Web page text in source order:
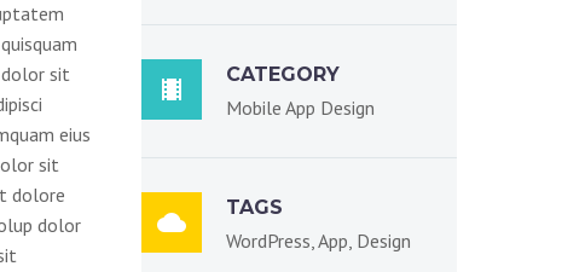
dolor sit
eius
sit
dolore
dolor

CATEGORY
Mobile App Design

TAGS
WordPress, App, Design